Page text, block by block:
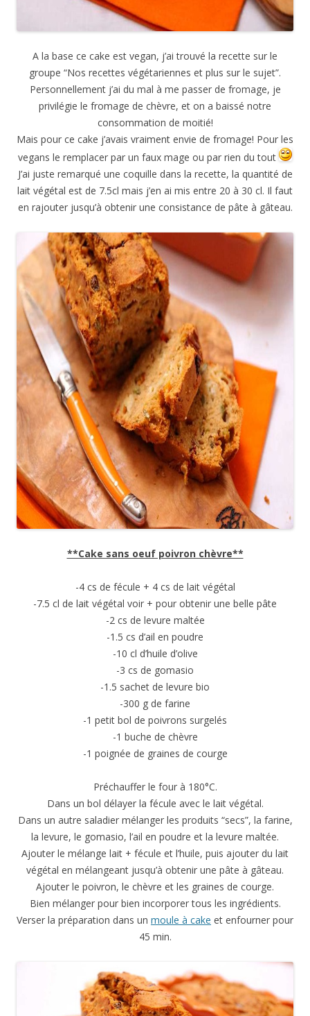
A la base ce cake est vegan, j’ai trouvé la recette sur le
groupe “Nos recettes végétariennes et plus sur le sujet”.
Personnellement j’ai du mal à me passer de fromage, je
privilégie le fromage de chèvre, et on a baissé notre
consommation de moitié!
Mais pour ce cake j’avais vraiment envie de fromage! Pour les
vegans le remplacer par un faux mage ou par rien du tout
J’ai juste remarqué une coquille dans la recette, la quantité de
lait végétal est de 7.5cl mais j’en ai mis entre 20 à 30 cl. Il faut
en rajouter jusqu’à obtenir une consistance de pâte à gâteau.
**Cake sans oeuf poivron chèvre**
-4 cs de fécule + 4 cs de lait végétal
-7.5 cl de lait végétal voir + pour obtenir une belle pâte
-2 cs de levure maltée
-1.5 cs d’ail en poudre
-10 cl d’huile d’olive
-3 cs de gomasio
-1.5 sachet de levure bio
-300 g de farine
-1 petit bol de poivrons surgelés
-1 buche de chèvre
-1 poignée de graines de courge
Préchauffer le four à 180°C.
Dans un bol délayer la fécule avec le lait végétal.
Dans un autre saladier mélanger les produits “secs”, la farine,
la levure, le gomasio, l’ail en poudre et la levure maltée.
Ajouter le mélange lait + fécule et l’huile, puis ajouter du lait
végétal en mélangeant jusqu’à obtenir une pâte à gâteau.
Ajouter le poivron, le chèvre et les graines de courge.
Bien mélanger pour bien incorporer tous les ingrédients.
Verser la préparation dans un moule à cake et enfourner pour
45 min.